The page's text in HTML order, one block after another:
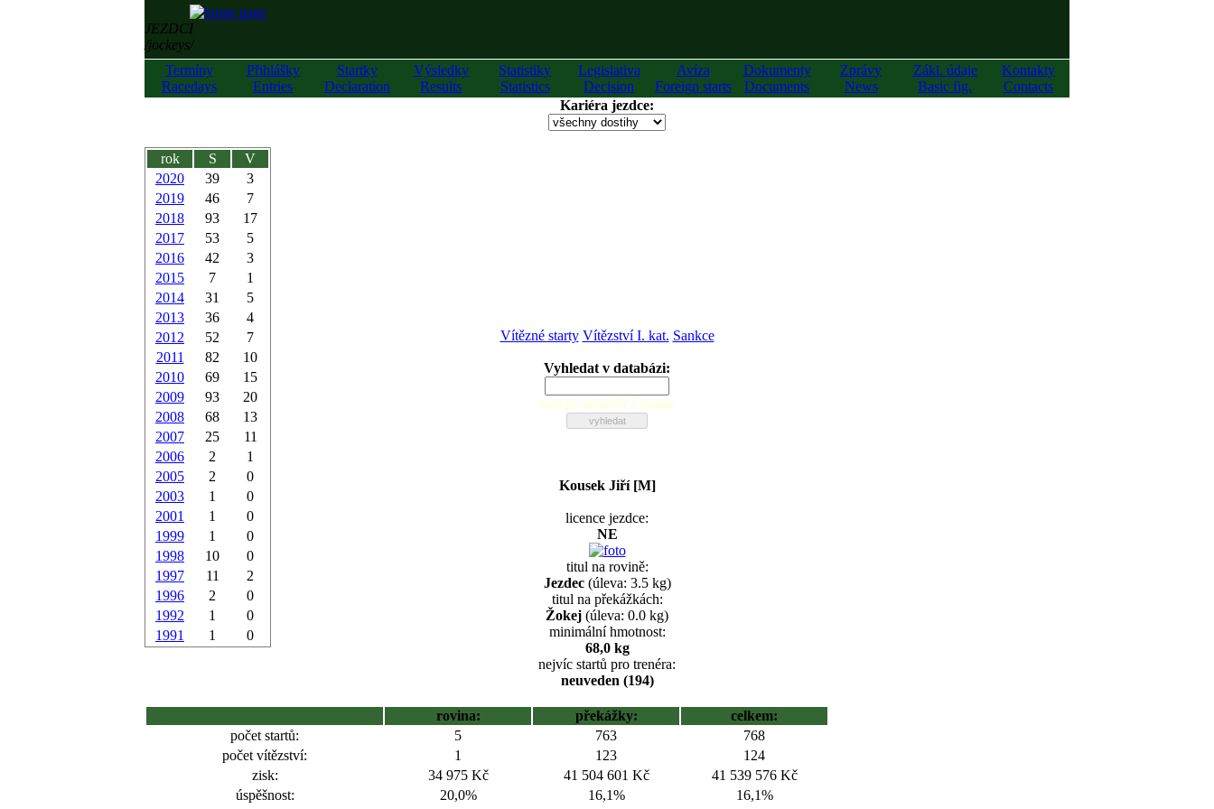
JEZDCI
/jockeys/
Termíny
Racedays
Přihlášky
Entries
Startky
Declaration
Výsledky
Results
Statistiky
Statistics
Legislativa
Decision
Avíza
Foreign starts
Dokumenty
Documents
Zprávy
News
Zákl. údaje
Basic fig.
Kontakty
Contacts
Kariéra jezdce:
rok S
V
2020
39
3
2019
46
7
2018
93
17
2017
53
5
2016
42
3
2015
7
1
2014
31
5
2013
36
4
2012
52
7
2011
82
10
2010
69
15
2009
93
20
2008
68
13
2007
25
11
2006
2
1
2005
2
0
2003
1
0
2001
1
0
1999
1
0
1998
10
0
1997
11
2
1996
2
0
1992
1
0
1991
1 0
Vítězné starty Vítězství I. kat. Sankce
Vyhledat v databázi:
zadejte alespoň 2 znaky
Kousek Jiří [M]
licence jezdce:
NE
titul na rovině:
Jezdec(úleva: 3.5 kg)
titul na překážkách:
Žokej (úleva: 0.0 kg)
minimální hmotnost:
68,0 kg
nejvíc startů pro trenéra:
neuveden (194)
rovina: překážky:
celkem:
počet startů:
5 763
768
počet vítězství:
1 123
124
zisk:
34 975 Kč 41 504 601 Kč
41 539 576 Kč
úspěšnost:
20,0% 16,1%
16,1%